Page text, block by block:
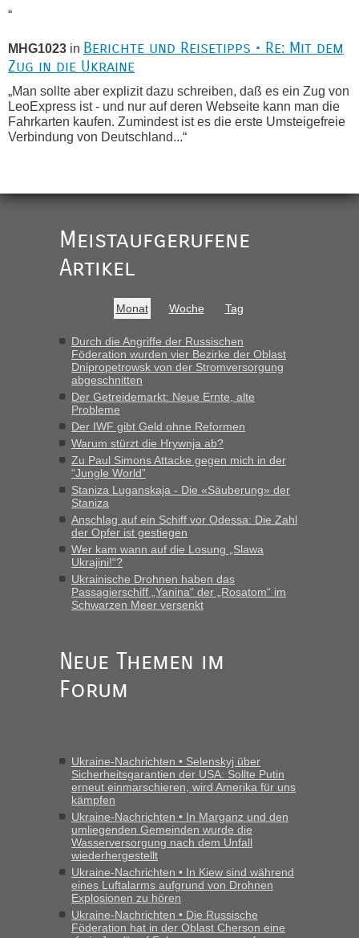
“
MHG1023 in Berichte und Reisetipps • Re: Mit dem
Zug in die Ukraine
„Man sollte aber explizit dazu schreiben, daß es ein Zug von
LeoExpress ist - und nur auf deren Webseite kann man die
Fahrkarten kaufen. Zumindest ist es die erste Umsteigefreie
Verbindung von Deutschland...“
gab es keine Probleme“
inRecht, Visa und Dokumente • Re: Seit
Anfang des Jahres haben die Zollbeamten
Verstöße im Wert von fast 11 Milliarden
„Am besten wäre natürlich, wenn die Frau mit dabei ist.
Alleinreisende Männer stehen schließlich immer unter
Recht, Visa und Dokumente • Re: Seit
Anfang des Jahres haben die Zollbeamten
Verstöße im Wert von fast 11 Milliarden
aufgedeckt
„Kein Zoll. Du musst an sich nur sagen dass das privat ist
und du nicht damit handeln willst. So lange das nicht
Originalverpackt ist und ersichlich das nicht neu sollte es
keine Probleme geben“
Recht, Visa und Dokumente • Deklaration
gebrauchter Kleidung beim Zoll
„Hallo Leute, ich weiß nicht, ob ich hier richtig bin mit meiner
mitnehmen. Es ist gebrauchte Kleidung...“
Berichte und Reisetipps • Re: An welchem
15.6. in Krakovets rüber. Sehr zeitig los gegen 5 Uhr in der
Früh. Mit sehr sehr wenig Verkehr, super bis zur Grenze. Nur
8 PKW vor der Schranke....“
Berichte und Reisetipps • Re: An welchem
Grenzübergang zwischen Polen und der Ukraine
geht es am schnellsten?
„Gestern 6 Stunden warten vor der Grenze Richtung Polen
in Krakowez mit dem Kleinbus. Abfertigung ging dann
schnell da auch Passagiere mit EU-Pass dabei waren“
Meistaufgerufene
Artikel
Monat Woche Tag
Durch die Angriffe der Russischen
Föderation wurden vier Bezirke der Oblast
Dnipropetrowsk von der Stromversorgung
abgeschnitten
Der Getreidemarkt: Neue Ernte, alte
Probleme
Der IWF gibt Geld ohne Reformen
Warum stürzt die Hrywnja ab?
Zu Paul Simons Attacke gegen mich in der
“Jungle World”
Staniza Luganskaja - Die «Säuberung» der
Staniza
Anschlag auf ein Schiff vor Odessa: Die Zahl
der Opfer ist gestiegen
Wer kam wann auf die Losung „Slawa
Ukrajini!“?
Ukrainische Drohnen haben das
Passagierschiff „Yanina“ der „Rosatom“ im
Schwarzen Meer versenkt
Neue Themen im
Forum
Ukraine-Nachrichten • Selenskyj über
Sicherheitsgarantien der USA: Sollte Putin
erneut einmarschieren, wird Amerika für uns
kämpfen
Ukraine-Nachrichten • In Marganz und den
umliegenden Gemeinden wurde die
Wasserversorgung nach dem Unfall
wiederhergestellt
Ukraine-Nachrichten • In Kiew sind während
eines Luftalarms aufgrund von Drohnen
Explosionen zu hören
Ukraine-Nachrichten • Die Russische
Föderation hat in der Oblast Cherson eine